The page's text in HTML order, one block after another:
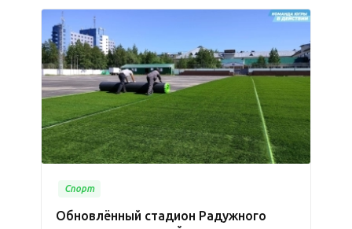
Спорт
Обновлённый стадион Радужного